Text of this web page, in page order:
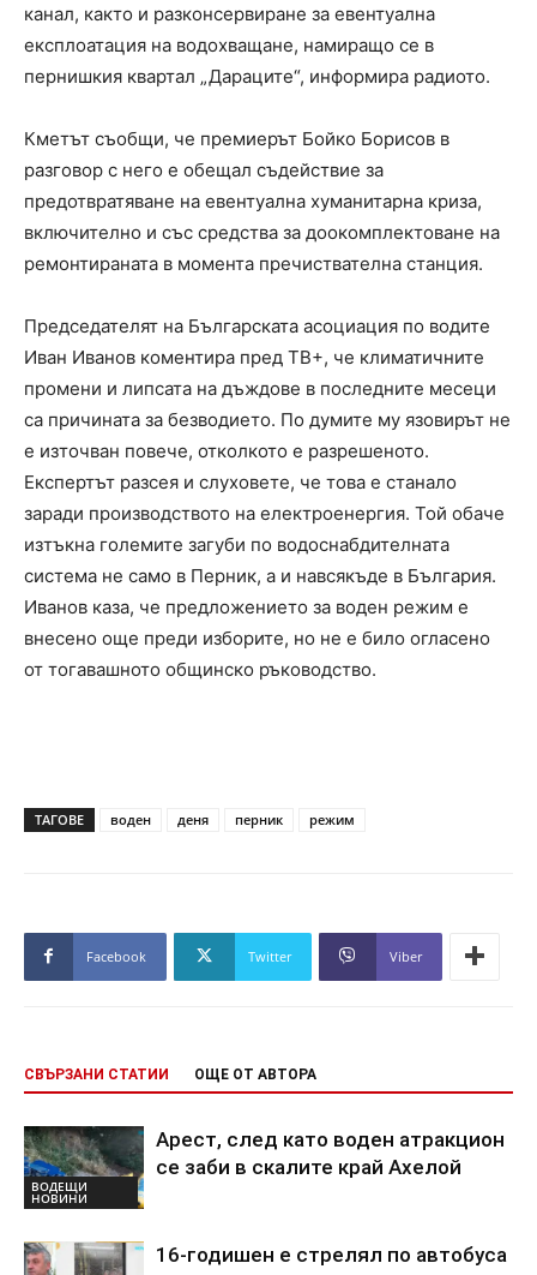
канал, както и разконсервиране за евентуална
експлоатация на водохващане, намиращо се в
пернишкия квартал „Дараците“, информира радиото.
Кметът съобщи, че премиерът Бойко Борисов в
разговор с него е обещал съдействие за
предотвратяване на евентуална хуманитарна криза,
включително и със средства за доокомплектоване на
ремонтираната в момента пречиствателна станция.
Председателят на Българската асоциация по водите
Иван Иванов коментира пред ТВ+, че климатичните
промени и липсата на дъждове в последните месеци
са причината за безводието. По думите му язовирът не
е източван повече, отколкото е разрешеното.
Експертът разсея и слуховете, че това е станало
заради производството на електроенергия. Той обаче
изтъкна големите загуби по водоснабдителната
система не само в Перник, а и навсякъде в България.
Иванов каза, че предложението за воден режим е
внесено още преди изборите, но не е било огласено
от тогавашното общинско ръководство.
ТАГОВЕ воден деня перник режим
Facebook Twitter Viber
СВЪРЗАНИ СТАТИИ ОЩЕ ОТ АВТОРА
ВОДЕЩИ
НОВИНИ
Арест, след като воден атракцион
се заби в скалите край Ахелой
16-годишен е стрелял по автобуса